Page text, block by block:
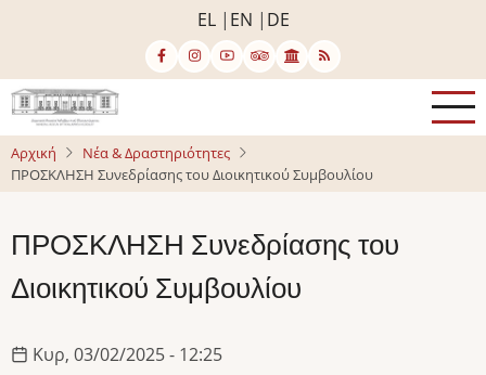
κυρίως
περιεχόμενο
EL EN DE
Αρχική
Νέα & Δραστηριότητες
ΠΡΟΣΚΛΗΣΗ Συνεδρίασης του Διοικητικού Συμβουλίου
ΠΡΟΣΚΛΗΣΗ Συνεδρίασης του
Διοικητικού Συμβουλίου
Κυρ, 03/02/2025 - 12:25